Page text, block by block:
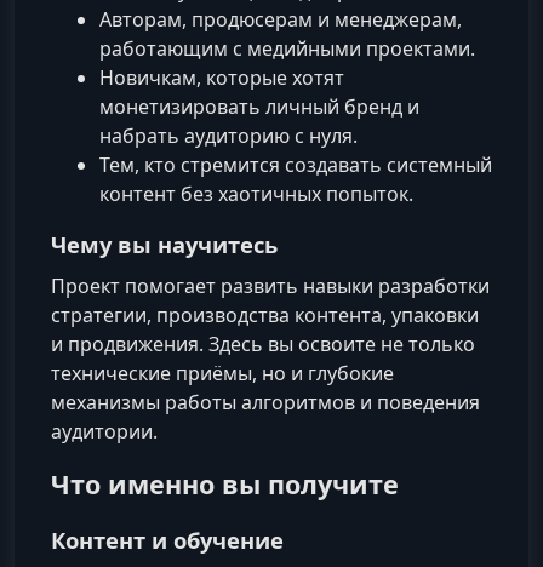
Авторам, продюсерам и менеджерам,
работающим с медийными проектами.
Новичкам, которые хотят
монетизировать личный бренд и
набрать аудиторию с нуля.
Тем, кто стремится создавать системный
контент без хаотичных попыток.
Чему вы научитесь
Проект помогает развить навыки разработки
стратегии, производства контента, упаковки
и продвижения. Здесь вы освоите не только
технические приёмы, но и глубокие
механизмы работы алгоритмов и поведения
аудитории.
Что именно вы получите
Контент и обучение